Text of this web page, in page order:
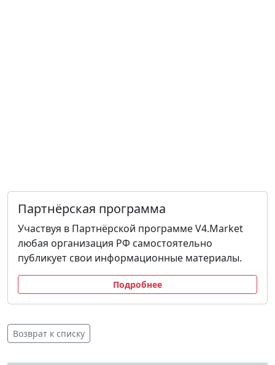
Партнёрская программа
Участвуя в Партнёрской программе V4.Market
любая организация РФ самостоятельно
публикует свои информационные материалы.
Подробнее
Возврат к списку